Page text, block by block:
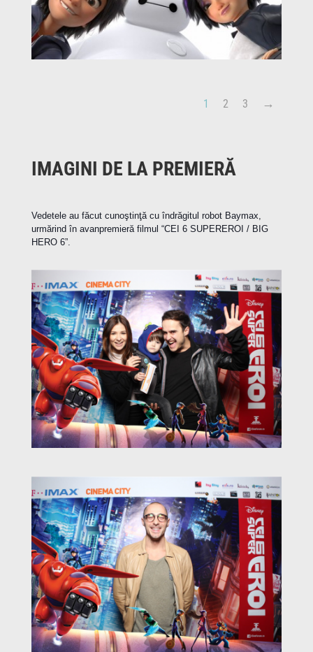
1 2 3
IMAGINI DE LA PREMIERĂ
Vedetele au făcut cunoştinţă cu îndrăgitul robot Baymax,
urmărind în avanpremieră filmul “CEI 6 SUPEREROI / BIG
HERO 6”.